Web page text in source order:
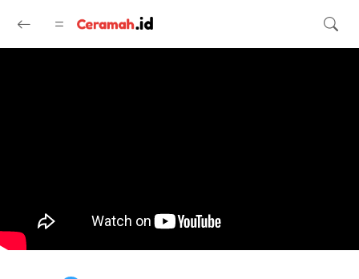
Langsung ke konten utama